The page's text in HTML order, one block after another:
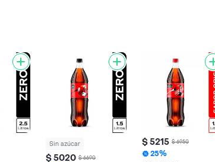
Sin azúcar
$ 5020 $ 6690
$ 5215 $ 6950
25%